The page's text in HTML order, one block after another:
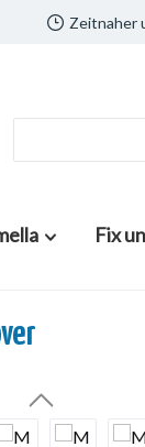
Zeitnaher
Fix